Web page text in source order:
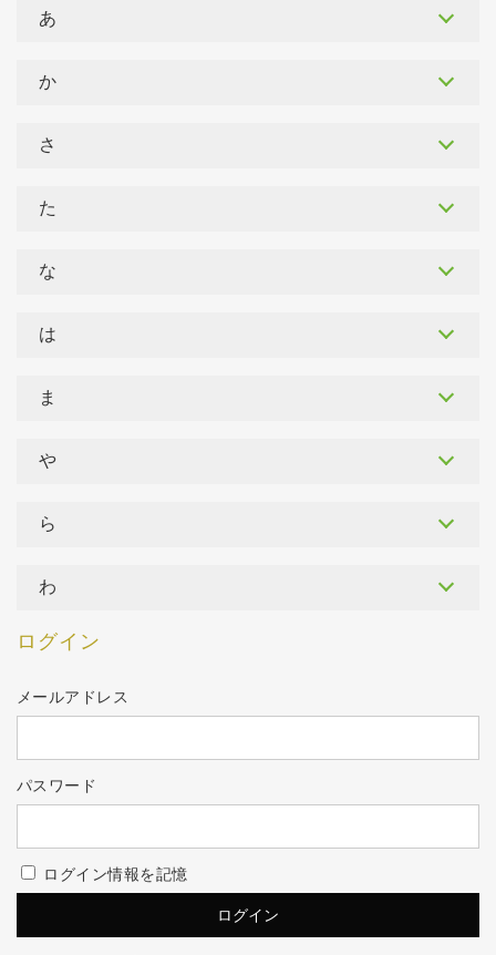
あ
か
さ
た
な
は
ま
や
ら
わ
ログイン
メールアドレス
パスワード
ログイン情報を記憶